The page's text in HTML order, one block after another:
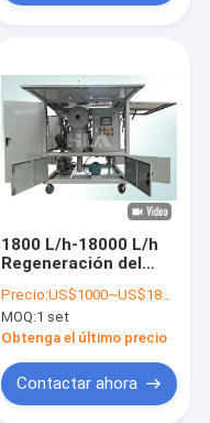
1800 L/h-18000 L/h
Regeneración del
transformador de
flujo con grado de
limpieza 6 NAS
Precio:US$1000~US$18000
MOQ:1 set
Obtenga el último precio
Contactar ahora